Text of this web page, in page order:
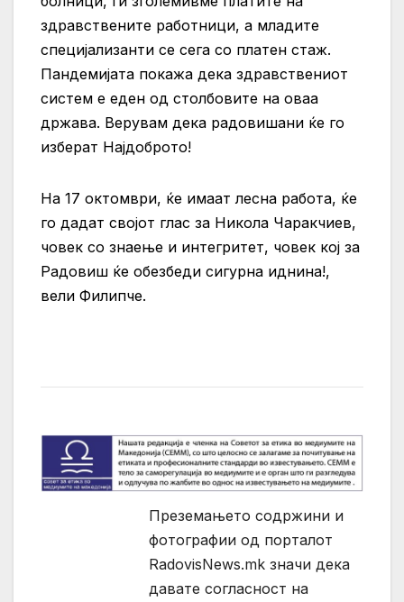
здравствените работници, а младите
специјализанти се сега со платен стаж.
Пандемијата покажа дека здравствениот
систем е еден од столбовите на оваа
држава. Верувам дека радовишани ќе го
изберат Најдоброто!
На 17 октомври, ќе имаат лесна работа, ќе
го дадат својот глас за Никола Чаракчиев,
човек со знаење и интегритет, човек кој за
Радовиш ќе обезбеди сигурна иднина!,
вели Филипче.
Преземањето содржини и
фотографии од порталот
RadovisNews.mk значи дека
давате согласност на